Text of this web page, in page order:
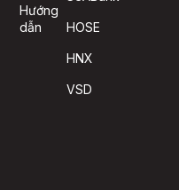
Hướng
dẫn
HOSE
HNX
VSD